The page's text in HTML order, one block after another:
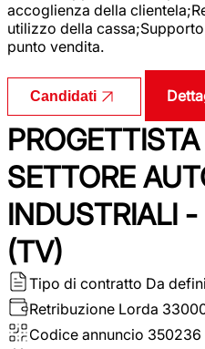
accoglienza della
utilizzo della
punto vendita.
Candidati
SETTORE
INDUSTRIALI
(TV)
Tipo di contratto Da
Retribuzione Lorda
Codice annuncio 350236